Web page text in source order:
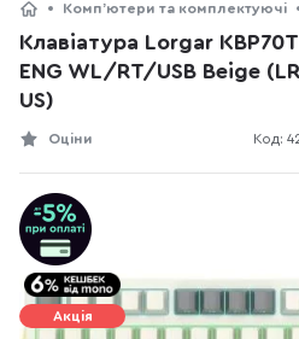
Компʼютери та комплектуючі
Клавіатура Lorgar
ENG WL/RT/USB Beige
US)
Код:
Оціни
Акція